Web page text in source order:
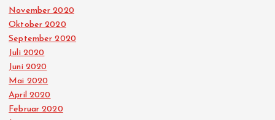
November 2020
Oktober 2020
September 2020
Juli 2020
Juni 2020
Mai 2020
April 2020
Februar 2020